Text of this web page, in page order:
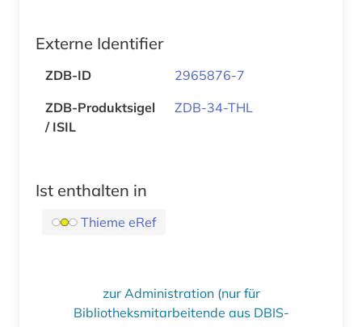
Externe Identifier
ZDB-ID
2965876-7
ZDB-Produktsigel
/ ISIL
ZDB-34-THL
Ist enthalten in
Thieme eRef
zur Administration (nur für
Bibliotheksmitarbeitende aus DBIS-